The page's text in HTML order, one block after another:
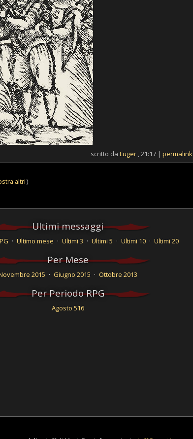
scritto daLuger , 21:17 |permalink
altri)
Ultimi messaggi
· Ultimo mese · Ultimi 3 · Ultimi 5 · Ultimi 10 · Ultimi 20
Per Mese
2015 · Giugno 2015 · Ottobre 2013
Per Periodo RPG
Agosto 516